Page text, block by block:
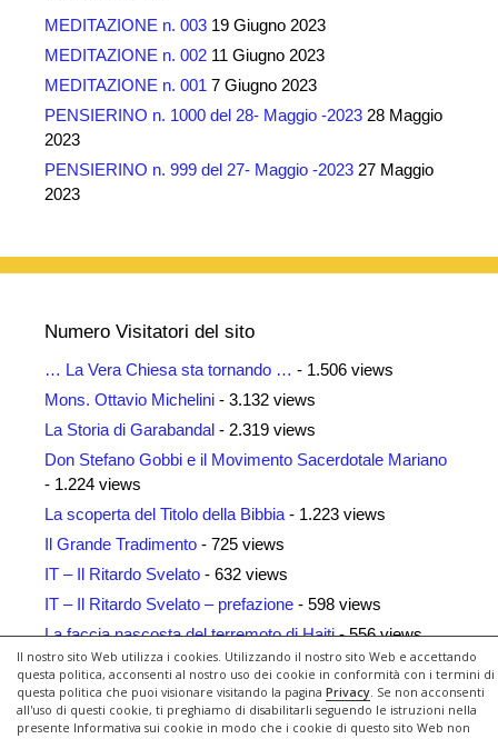
Il nostro sito Web utilizza i cookies. Utilizzando il nostro sito Web e accettando
questa politica, acconsenti al nostro uso dei cookie in conformità con i termini di
questa politica che puoi visionare visitando la pagina Privacy. Se non acconsenti
all'uso di questi cookie, ti preghiamo di disabilitarli seguendo le istruzioni nella
presente Informativa sui cookie in modo che i cookie di questo sito Web non
MEDITAZIONE n. 003 19 Giugno 2023
MEDITAZIONE n. 002 11 Giugno 2023
MEDITAZIONE n. 001 7 Giugno 2023
PENSIERINO n. 1000 del 28- Maggio -2023 28 Maggio
2023
PENSIERINO n. 999 del 27- Maggio -2023 27 Maggio
2023
Numero Visitatori del sito
… La Vera Chiesa sta tornando … - 1.506 views
Mons. Ottavio Michelini - 3.132 views
La Storia di Garabandal - 2.319 views
Don Stefano Gobbi e il Movimento Sacerdotale Mariano
- 1.224 views
La scoperta del Titolo della Bibbia - 1.223 views
Il Grande Tradimento - 725 views
IT – Il Ritardo Svelato - 632 views
IT – Il Ritardo Svelato – prefazione - 598 views
La faccia nascosta del terremoto di Haiti- 556 views
Siti Amici- 461 views